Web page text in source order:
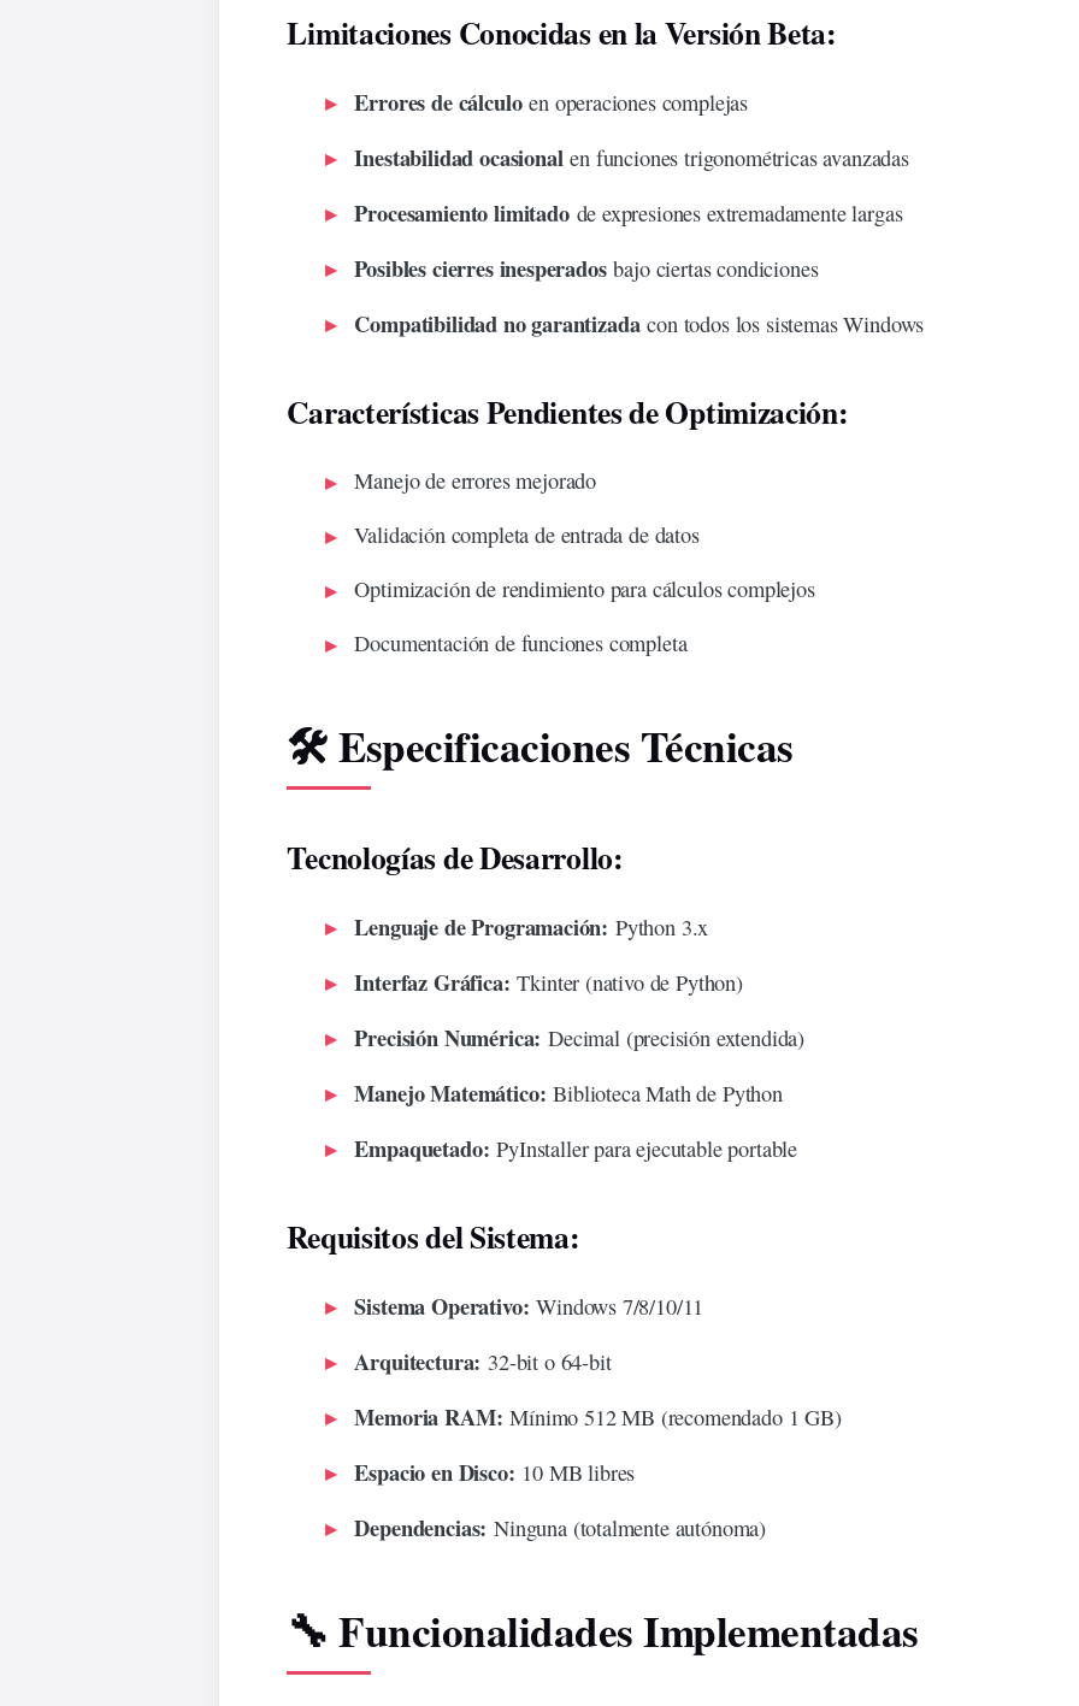
Limitaciones Conocidas en la Versión Beta:
Errores de cálculoen operacionescomplejas
Inestabilidad ocasionalen funciones trigonométricas avanzadas
Procesamientolimitadode expresiones extremadamente largas
Posibles cierres inesperadosbajo ciertas condiciones
Compatibilidad no garantizadacon todos los sistemas Windows
Características Pendientes de Optimización:
Manejo de erroresmejorado
Validación completa de entrada de datos
Optimización de rendimiento para cálculos complejos
Documentación de funciones completa
🛠️ Especificaciones Técnicas
Tecnologías de Desarrollo:
Lenguaje de Programación: Python 3.x
Interfaz Gráfica: Tkinter (nativo de Python)
Precisión Numérica: Decimal (precisiónextendida)
Manejo Matemático: Biblioteca Math de Python
Empaquetado: PyInstaller para ejecutable portable
Requisitos del Sistema:
Sistema Operativo: Windows 7/8/10/11
Arquitectura: 32-bit o 64-bit
Memoria RAM: Mínimo 512 MB (recomendado 1 GB)
Espacio en Disco: 10 MB libres
Dependencias: Ninguna (totalmente autónoma)
🔧 Funcionalidades Implementadas